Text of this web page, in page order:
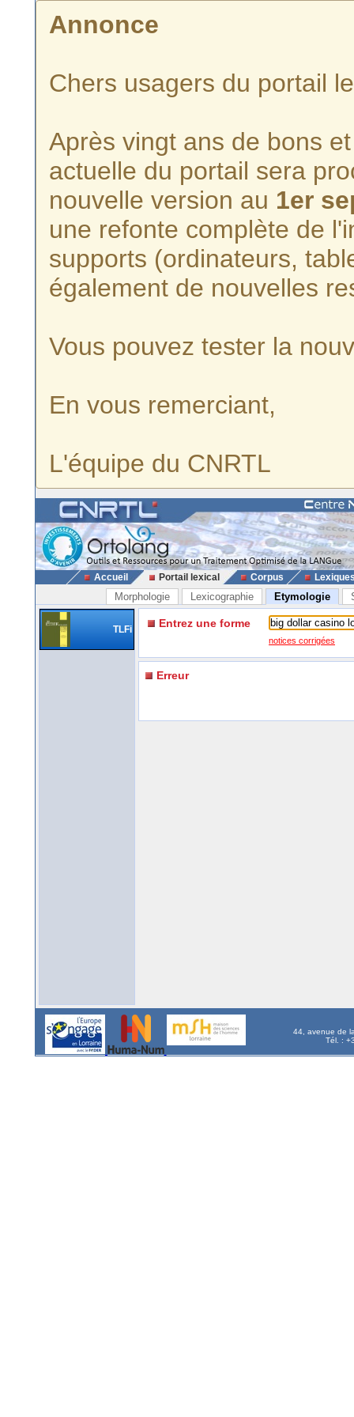
Annonce
Chers usagers du portail
Après vingt ans de bons
actuelle du portail sera
nouvelle version au 1er
une refonte complète de
supports (ordinateurs,
également de nouvelles
Vous pouvez tester la
En vous remerciant,
L'équipe du CNRTL
Accueil Portail lexical Corpus
Morphologie Lexicographie Etymologie
TLFi Entrez une forme
notices corrigées
Erreur
44, avenue de
Tél. :